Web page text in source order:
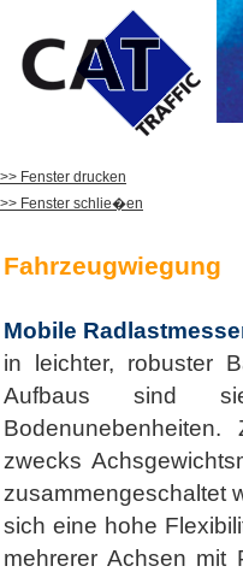
Fahrzeugwiegung
Mobile
in leichter, robuster
Aufbaus sind sie
zwecks
zusammengeschaltet
sich eine hohe
mehrerer Achsen mit
>> Fenster drucken
>> Fenster schlie�en